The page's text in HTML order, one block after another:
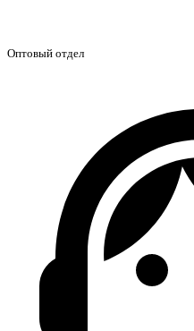
Оптовый отдел